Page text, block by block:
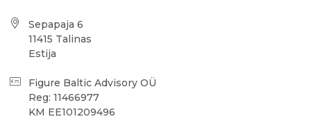
Sepapaja 6
11415 Talinas
Estija
Figure Baltic Advisory OÜ
Reg: 11466977
KM EE101209496